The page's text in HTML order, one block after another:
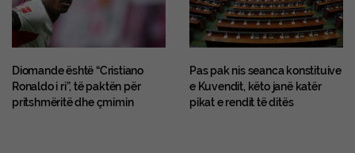
Diomande është “Cristiano
Ronaldo i ri”, të paktën për
pritshmëritë dhe çmimin
Pas pak nis seanca konstituive
e Kuvendit, këto janë katër
pikat e rendit të ditës